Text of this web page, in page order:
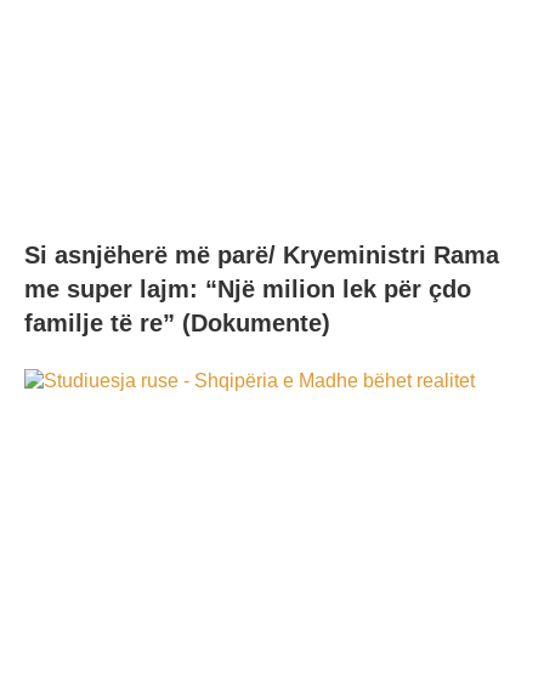
Si asnjëherë më parë/ Kryeministri Rama
me super lajm: “Një milion lek për çdo
familje të re” (Dokumente)